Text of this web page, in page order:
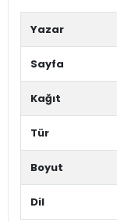
Yazar
Sayfa
Kağıt
Tür
Boyut
Dil